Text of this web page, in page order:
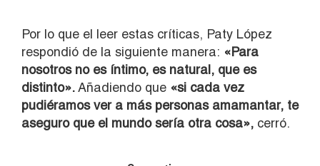
Por lo que el leer estas críticas, Paty López
respondió de la siguiente manera: «Para
nosotros no es íntimo, es natural, que es
distinto».Añadiendo que «si cada vez
pudiéramos ver a más personas amamantar, te
aseguro que el mundo sería otra cosa», cerró.